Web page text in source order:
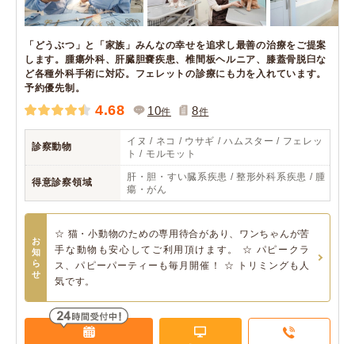
「どうぶつ」と「家族」みんなの幸せを追求し最善の治療をご提案
します。腫瘍外科、肝臓胆嚢疾患、椎間板ヘルニア、膝蓋骨脱臼な
ど各種外科手術に対応。フェレットの診療にも力を入れています。
予約優先制。
4.68 10件 8件
診察動物
イヌ / ネコ / ウサギ / ハムスター / フェレッ
ト / モルモット
得意診察領域
肝・胆・すい臓系疾患 / 整形外科系疾患 / 腫
瘍・がん
お
知
ら
せ
☆ 猫・小動物のための専用待合があり、ワンちゃんが苦
手な動物も安心してご利用頂けます。 ☆ パピークラ
ス、パピーパーティーも毎月開催！ ☆ トリミングも人
気です。